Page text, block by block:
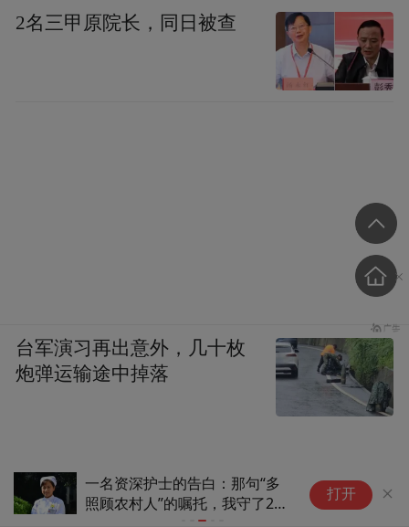
一名资深护士的告白：那句“多
照顾农村人”的嘱托，我守了29
打开
2名三甲原院长，同日被查
台军演习再出意外，几十枚
炮弹运输途中掉落